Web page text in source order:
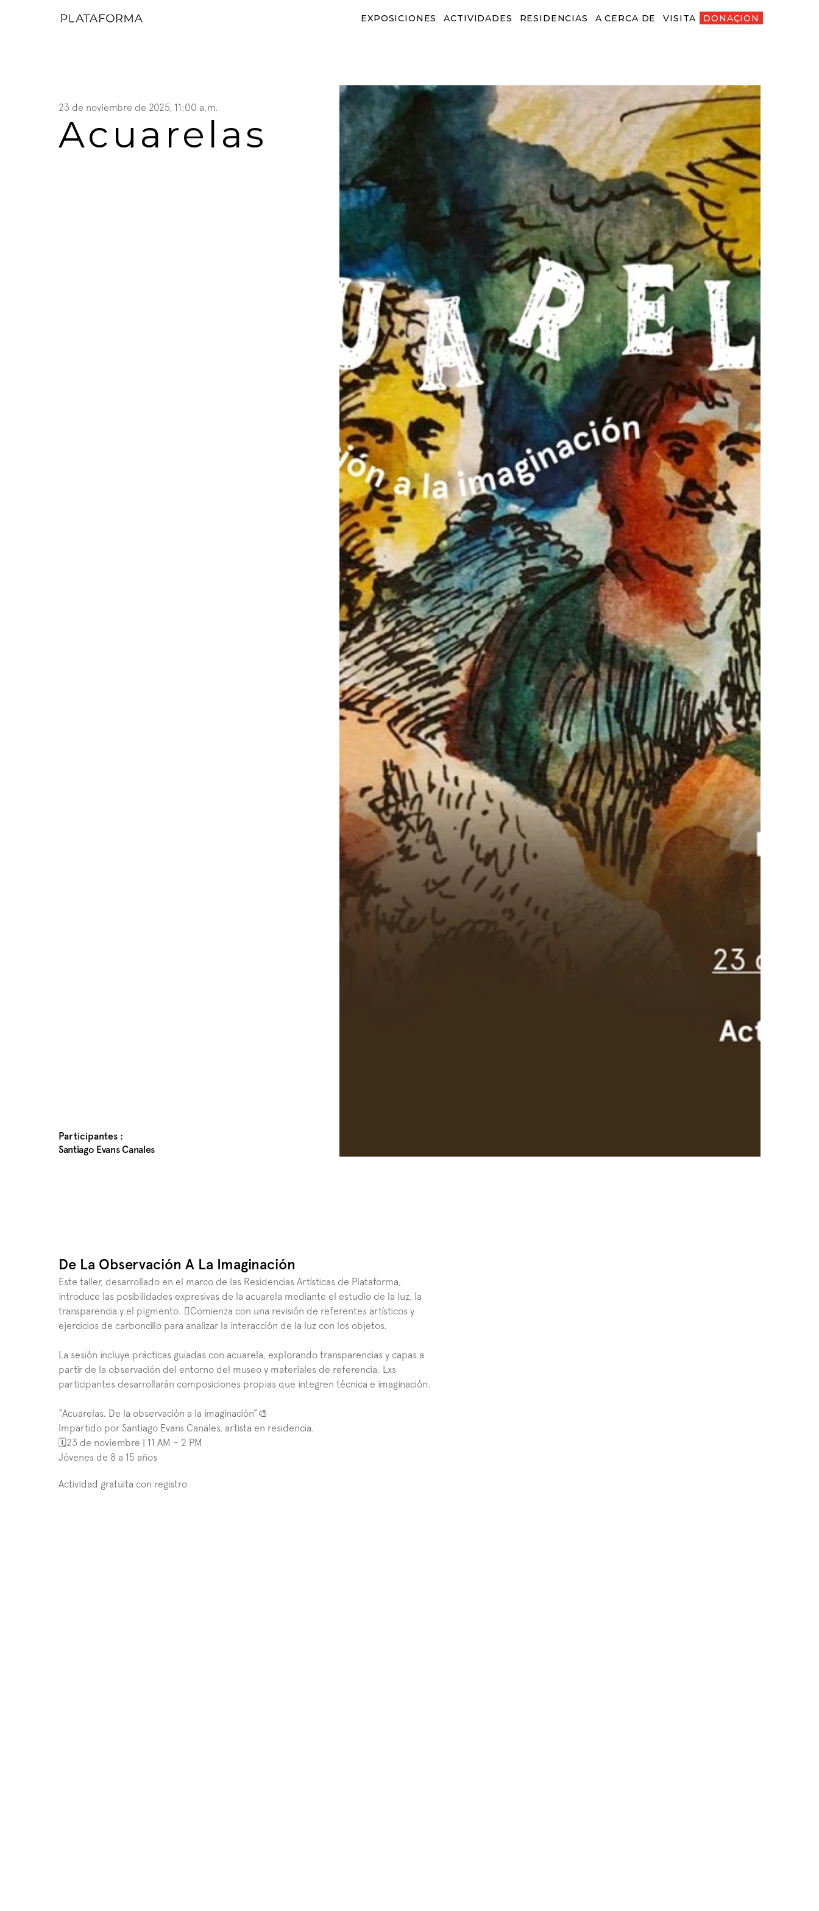
EXPOSICIONES ACTIVIDADES RESIDENCIAS A CERCA DE VISITA DONACIÓN
DONACIÓN
23 de noviembre de 2025, 11:00 a.m.
Acuarelas
Participantes :
Santiago Evans Canales
De La Observación A La Imaginación
Este taller, desarrollado en el marco de las Residencias Artísticas de Plataforma,
introduce las posibilidades expresivas de la acuarela mediante el estudio de la luz, la
transparencia y el pigmento. 🫟Comienza con una revisión de referentes artísticos y
ejercicios de carboncillo para analizar la interacción de la luz con los objetos.
La sesión incluye prácticas guiadas con acuarela, explorando transparencias y capas a
partir de la observación del entorno del museo y materiales de referencia. Lxs
participantes desarrollarán composiciones propias que integren técnica e imaginación.
“Acuarelas. De la observación a la imaginación”🎨
Impartido por Santiago Evans Canales, artista en residencia.
🗓️23 de noviembre | 11 AM – 2 PM
Jóvenes de 8 a 15 años
Actividad gratuita con registro